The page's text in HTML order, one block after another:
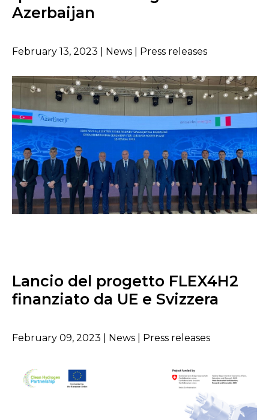
Azerbaijan
February 13, 2023 | News | Press releases
Lancio del progetto FLEX4H2
finanziato da UE e Svizzera
February 09, 2023 | News | Press releases